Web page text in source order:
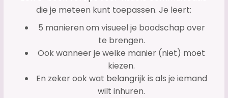
die je meteen kunt toepassen. Je leert:
5 manieren om visueel je boodschap over
te brengen.
Ook wanneer je welke manier (niet) moet
kiezen.
En zeker ook wat belangrijk is als je iemand
wilt inhuren.